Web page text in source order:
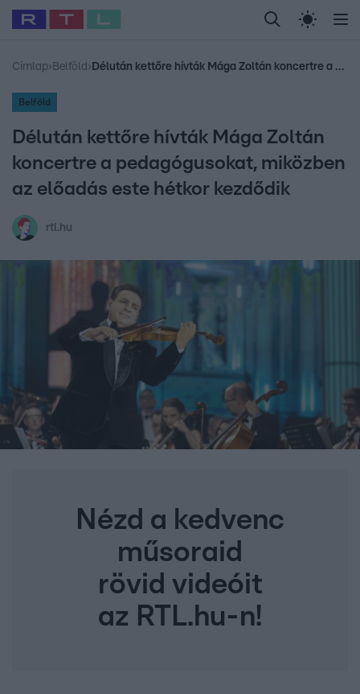
Legfrissebb RTL Híradó Randi Celeb vagyok,
Babits Marcella Most Wanted Gallusz
Címlap› Belföld › Délután kettőre hívták Mága Zoltán koncertre a pedagógusokat, miközben az előadás este hétkor kezdődik
Belföld
Délután kettőre hívták Mága Zoltán
koncertre a pedagógusokat, miközben
az előadás este hétkor kezdődik
rtl.hu
Nézd a kedvenc
műsoraid
rövid videóit
az RTL.hu-n!